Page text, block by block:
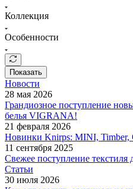
Коллекция
Особенности
Показать
Новости
28 мая 2026
Грандиозное поступление
белья VIGRANA!
21 февраля 2026
Новинки Knirps: MINI, Timber,
11 сентября 2025
Свежее поступление текстиля
Статьи
30 июля 2026